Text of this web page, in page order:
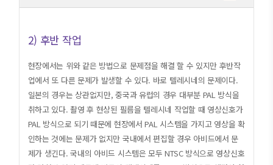
2. 송금
(2) 해외 로케이션
(3) 해외에서 판권을 구입하는 경우
(4) 여행자 수표
(5) 환전
(6) 현지 통장 개설을 통한 송금
3. 운송 및 통관
2) 후반 작업
현장에서는 위와 같은 방법으로 문제점을 해결 할 수 있지만 후반작
업에서 또 다른 문제가 발생할 수 있다. 바로 텔레시네의 문제이다.
일본의 경우는 상관없지만, 중국과 유럽의 경우 대부분 PAL 방식을
취하고 있다. 촬영 후 현상된 필름을 텔레시네 작업할 때 영상신호가
PAL 방식으로 되기 때문에 현장에서 PAL 시스템을 가지고 영상을 확
인하는 것에는 문제가 없지만 국내에서 편집할 경우 아비드에서 문
제가 생긴다. 국내의 아비드 시스템은 모두 NTSC 방식으로 영상신호